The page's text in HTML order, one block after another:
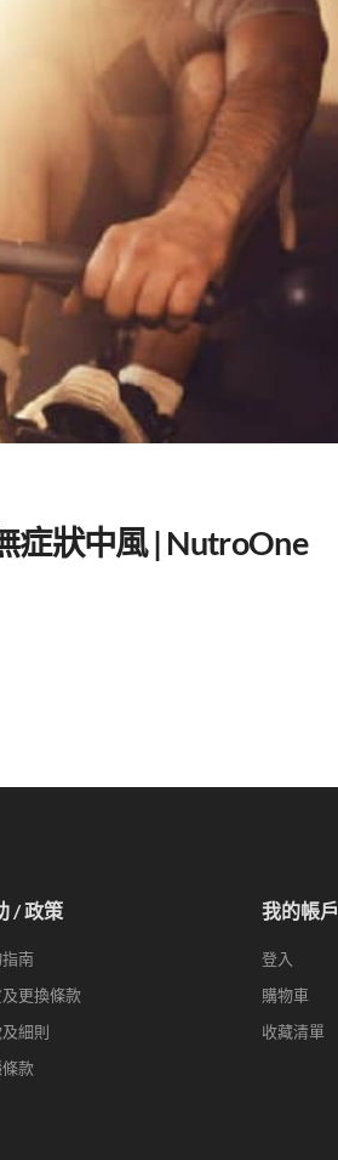
症狀中風 | NutroOne
/ 政策
南
更換條款
細則
款
我的帳戶
登入
購物車
收藏清單